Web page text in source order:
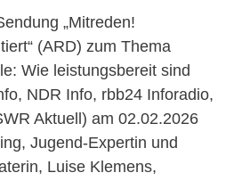
„Mitreden!
(ARD) zum Thema
Wie leistungsbereit sind
NDR Info, rbb24 Inforadio,
Aktuell) am 02.02.2026
Jugend-Expertin und
Luise Klemens,